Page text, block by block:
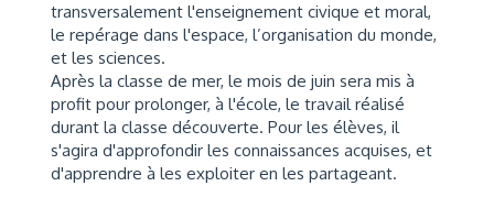
transversalement l'enseignement civique et moral,
le repérage dans l'espace, l’organisation du monde,
et les sciences.
Après la classe de mer, le mois de juin sera mis à
profit pour prolonger, à l'école, le travail réalisé
durant la classe découverte. Pour les élèves, il
s'agira d'approfondir les connaissances acquises, et
d'apprendre à les exploiter en les partageant.